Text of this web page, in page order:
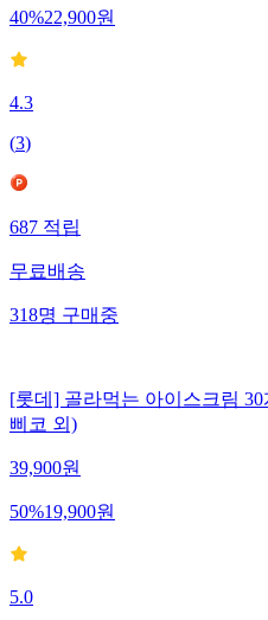
40%22,900원
4.3
(3)
687적립
무료배송
318명구매중
[롯데] 골라먹는 아이스크림
삐코 외)
39,900원
50%19,900원
5.0